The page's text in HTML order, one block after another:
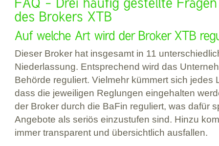
Dieser Broker hat insgesamt in 11
Niederlassung. Entsprechend wird das
Behörde reguliert. Vielmehr kümmert sich jedes
dass die jeweiligen Reglungen eingehalten
der Broker durch die BaFin reguliert, was dafür
Angebote als seriös einzustufen sind. Hinzu
immer transparent und übersichtlich ausfallen.